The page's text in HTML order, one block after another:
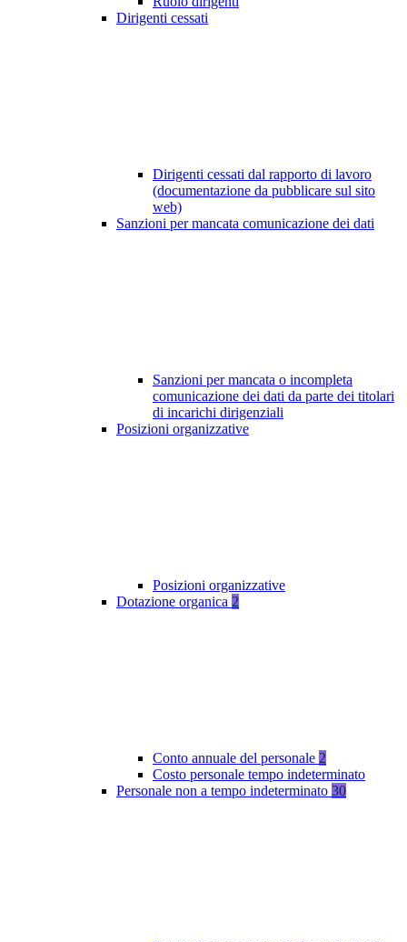
Dirigenti cessati
Dirigenti cessati dal rapporto di lavoro
(documentazione da pubblicare sul sito
web)
Sanzioni per mancata comunicazione dei dati
Sanzioni per mancata o incompleta
comunicazione dei dati da parte dei titolari
di incarichi dirigenziali
Posizioni organizzative
Posizioni organizzative
Dotazione organica 2
Conto annuale del personale 2
Costo personale tempo indeterminato
Personale non a tempo indeterminato 30